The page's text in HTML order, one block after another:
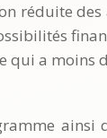
réduite
qui a moins
ainsi